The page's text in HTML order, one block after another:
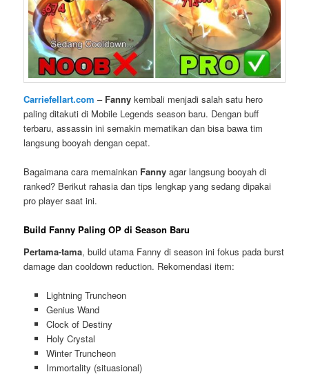
Carriefellart.com – Fanny kembali menjadi salah satu hero
paling ditakuti di Mobile Legends season baru. Dengan buff
terbaru, assassin ini semakin mematikan dan bisa bawa tim
langsung booyah dengan cepat.
Bagaimana cara memainkan Fanny agar langsung booyah di
ranked? Berikut rahasia dan tips lengkap yang sedang dipakai
pro player saat ini.
Build Fanny Paling OP di Season Baru
Pertama-tama, build utama Fanny di season ini fokus pada burst
damage dan cooldown reduction. Rekomendasi item:
Lightning Truncheon
Genius Wand
Clock of Destiny
Holy Crystal
Winter Truncheon
Immortality (situasional)